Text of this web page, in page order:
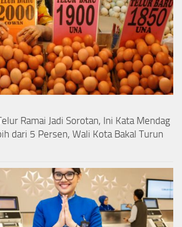
Ramai Jadi Sorotan, Ini Kata Mendag
dari 5 Persen, Wali Kota Bakal Turun